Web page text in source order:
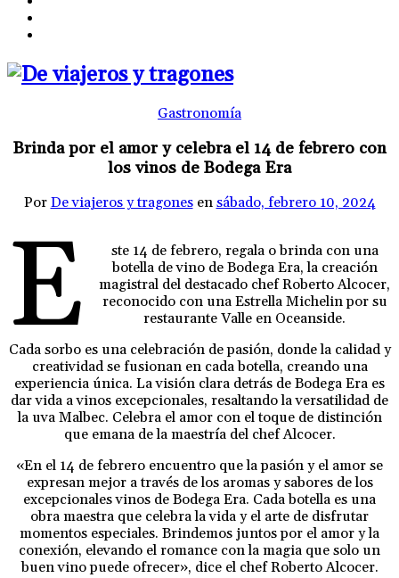
Gastronomía
Brinda por el amor y celebra el 14 de febrero con
los vinos de Bodega Era
Por De viajeros y tragones en sábado, febrero 10, 2024
E
ste 14 de febrero, regala o brinda con una
botella de vino de Bodega Era, la creación
magistral del destacado chef Roberto Alcocer,
reconocido con una Estrella Michelin por su
restaurante Valle en Oceanside.
Cada sorbo es una celebración de pasión, donde la calidad y
creatividad se fusionan en cada botella, creando una
experiencia única. La visión clara detrás de Bodega Era es
dar vida a vinos excepcionales, resaltando la versatilidad de
la uva Malbec. Celebra el amor con el toque de distinción
que emana de la maestría del chef Alcocer.
«En el 14 de febrero encuentro que la pasión y el amor se
expresan mejor a través de los aromas y sabores de los
excepcionales vinos de Bodega Era. Cada botella es una
obra maestra que celebra la vida y el arte de disfrutar
momentos especiales. Brindemos juntos por el amor y la
conexión, elevando el romance con la magia que solo un
buen vino puede ofrecer», dice el chef Roberto Alcocer.